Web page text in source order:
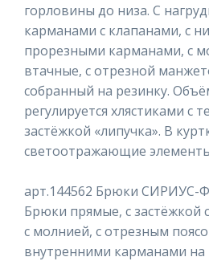
горловины до низа. С
карманами с клапанами, с
прорезными карманами, с
втачные, с отрезной
собранный на резинку.
регулируется хлястиками с
застёжкой «липучка». В
светоотражающие
арт.144562 Брюки
Брюки прямые, с застёжкой
с молнией, с отрезным
внутренними карманами на